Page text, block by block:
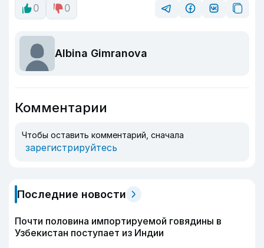
0
0
Albina Gimranova
Комментарии
Чтобы оставить комментарий, сначала
зарегистрируйтесь
Последние новости
Почти половина импортируемой говядины в
Узбекистан поступает из Индии